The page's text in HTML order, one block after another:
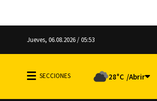
Jueves, 06.08.2026 / 05:53
28°C